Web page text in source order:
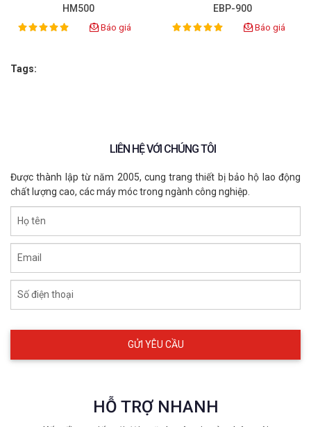
SCBA805MLKT
Bình khí SCBA 6.8L (Dành cho bộ SCBA
HM500
Rating:
100% Báo giá
EBP-900
Rating:
100% Báo giá
Tags:
LIÊN HỆ VỚI CHÚNG TÔI
Được thành lập từ năm 2005, cung trang thiết bị bảo hộ lao động
chất lượng cao, các máy móc trong ngành công nghiệp.
Họ tên
Email
Số điện thoại
HỖ TRỢ NHANH